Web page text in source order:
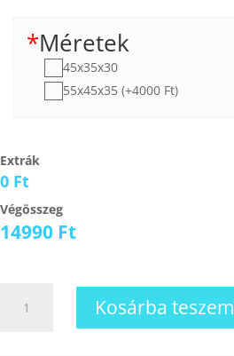
*Méretek
45x35x30
55x45x35 (+4000 Ft)
Extrák
0 Ft
Végösszeg
14990 Ft
Kosárba teszem